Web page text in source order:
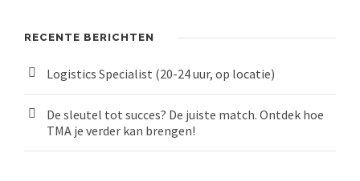
RECENTE BERICHTEN
Logistics Specialist (20-24 uur, op locatie)
De sleutel tot succes? De juiste match. Ontdek hoe
TMA je verder kan brengen!